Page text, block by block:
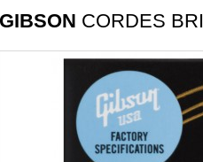
GIBSON CORDES